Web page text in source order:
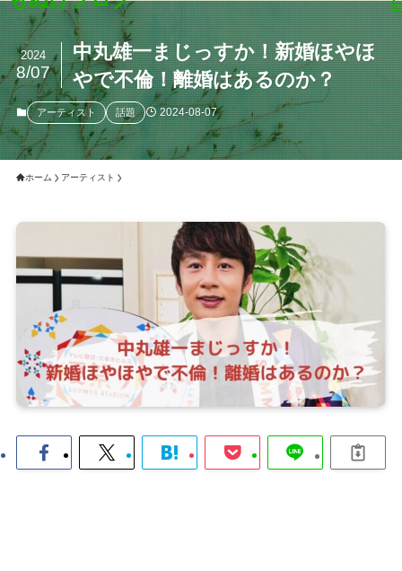
中丸雄一まじっすか！新婚ほやほ
やで不倫！離婚はあるのか？
2024
8/07
アーティスト 話題 2024-08-07
ホーム アーティスト